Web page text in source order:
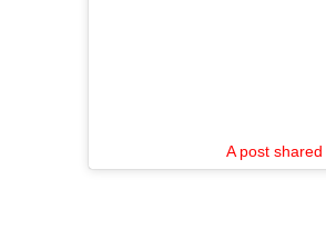
A post